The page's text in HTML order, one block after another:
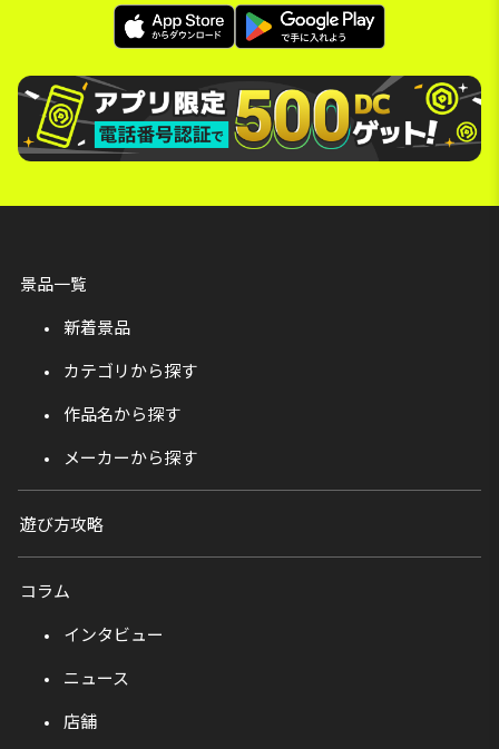
景品一覧
新着景品
カテゴリから探す
作品名から探す
メーカーから探す
遊び方攻略
コラム
インタビュー
ニュース
店舗